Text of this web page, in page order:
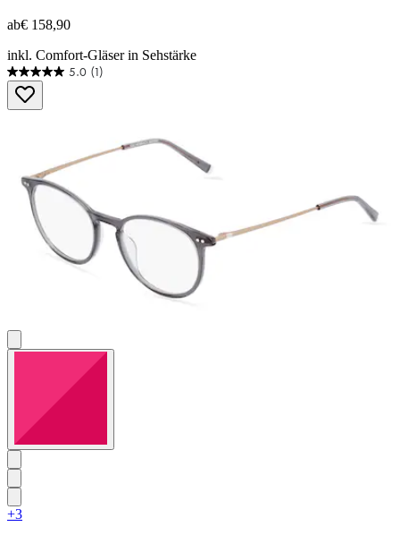
ab€ 158,90
inkl. Comfort-Gläser in Sehstärke
5.0 (1)
5.0
von
5
Bewertung
+3